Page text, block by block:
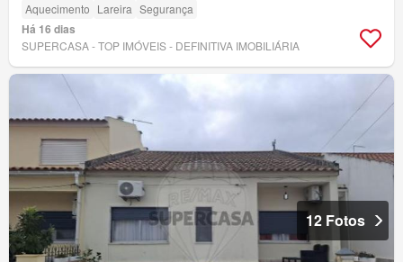
Aquecimento Lareira Segurança
Há 16 dias
SUPERCASA - TOP IMÓVEIS - DEFINITIVA IMOBILIÁRIA
12 Fotos